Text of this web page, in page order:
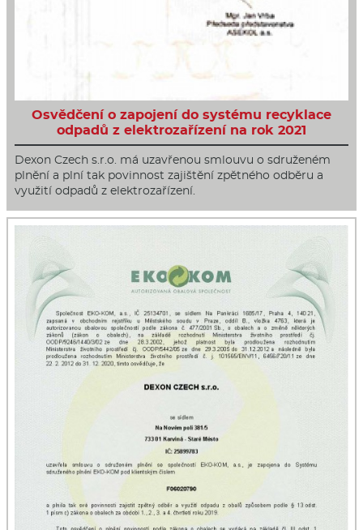
Osvědčení o zapojení do systému recyklace
odpadů z elektrozařízení na rok 2021
Dexon Czech s.r.o. má uzavřenou smlouvu o sdruženém
plnění a plní tak povinnost zajištění zpětného odběru a
využití odpadů z elektrozařízení.